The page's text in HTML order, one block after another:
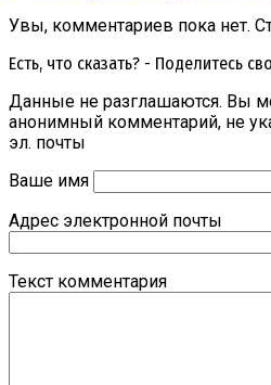
Увы, комментариев пока нет.
Есть, что сказать? - Поделитесь
Данные не разглашаются. Вы
анонимный комментарий, не
эл. почты
Ваше имя
Адрес электронной почты
Текст комментария